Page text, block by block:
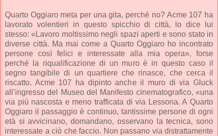
Quarto Oggiaro meta per una gita, perché no? Acme 107 ha
lavorato volentieri in questo spicchio di città, lo dice lui
stesso: «Lavoro moltissimo negli spazi aperti e sono stato in
diverse città. Ma mai come a Quarto Oggiaro ho incontrato
persone così felici e interessate alla mia opera», forse
perché la riqualificazione di un muro è in questo caso il
segno tangibile di un quartiere che rinasce, che cerca il
riscatto. Acme 107 ha dipinto anche il muro di via Gluck
all’ingresso del Museo del Manifesto cinematografico, «una
via più nascosta e meno trafficata di via Lessona. A Quarto
Oggiaro il passaggio è continuo, tantissime persone di ogni
età si avvicinano, domandano, osservano la tecnica, sono
interessate a ciò che faccio. Non passano via distrattamente